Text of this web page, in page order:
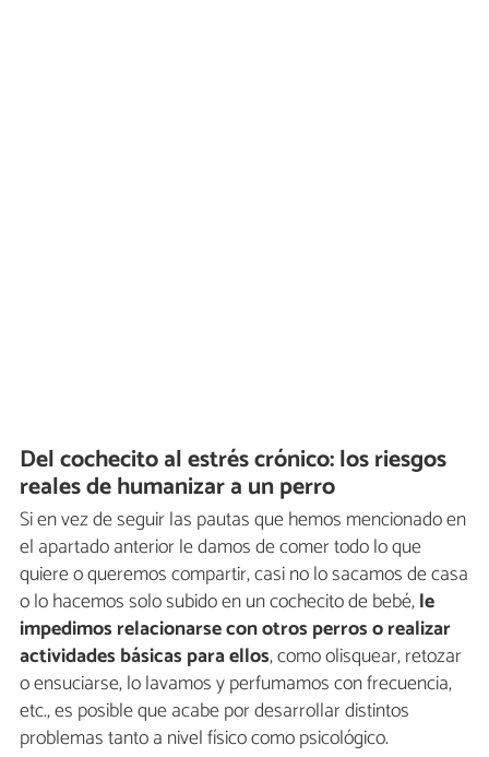
Del cochecito al estrés crónico: los riesgos
reales de humanizar a un perro
Si en vez de seguir las pautas que hemos mencionado en
el apartado anterior le damos de comer todo lo que
quiere o queremos compartir, casi no lo sacamos de casa
o lo hacemos solo subido en un cochecito de bebé,le
impedimos relacionarse con otros perros o realizar
actividades básicas para ellos, como olisquear, retozar
o ensuciarse, lo lavamos y perfumamos con frecuencia,
etc., es posible que acabe por desarrollar distintos
problemas tanto a nivel físico como psicológico.